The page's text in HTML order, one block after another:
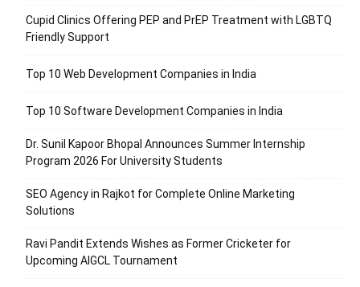
Cupid Clinics Offering PEP and PrEP Treatment with LGBTQ
Friendly Support
Top 10 Web Development Companies in India
Top 10 Software Development Companies in India
Dr. Sunil Kapoor Bhopal Announces Summer Internship
Program 2026 For University Students
SEO Agency in Rajkot for Complete Online Marketing
Solutions
Ravi Pandit Extends Wishes as Former Cricketer for
Upcoming AIGCL Tournament